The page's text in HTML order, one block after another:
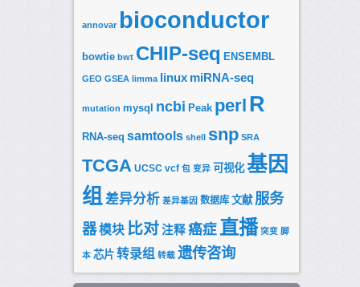
annovar bioconductor
bowtie bwt CHIP-seq ENSEMBL
GEO GSEA limma linux miRNA-seq
mutation mysql ncbi Peak perl R
RNA-seq samtools shell snp SRA
TCGA UCSC vcf 包 变异 可视化 基因
组 差异分析 差异基因 数据库 文献 服务
器模块 比对注释癌症 直播 突变 脚
本 芯片 转录组 转载 遗传咨询